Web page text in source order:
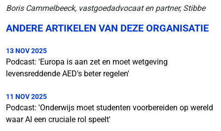
Boris Cammelbeeck, vastgoedadvocaat en partner, Stibbe
ANDERE ARTIKELEN VAN DEZE ORGANISATIE
13 NOV 2025
Podcast: 'Europa is aan zet en moet wetgeving
levensreddende AED's beter regelen'
11 NOV 2025
Podcast: 'Onderwijs moet studenten voorbereiden op wereld
waar AI een cruciale rol speelt'